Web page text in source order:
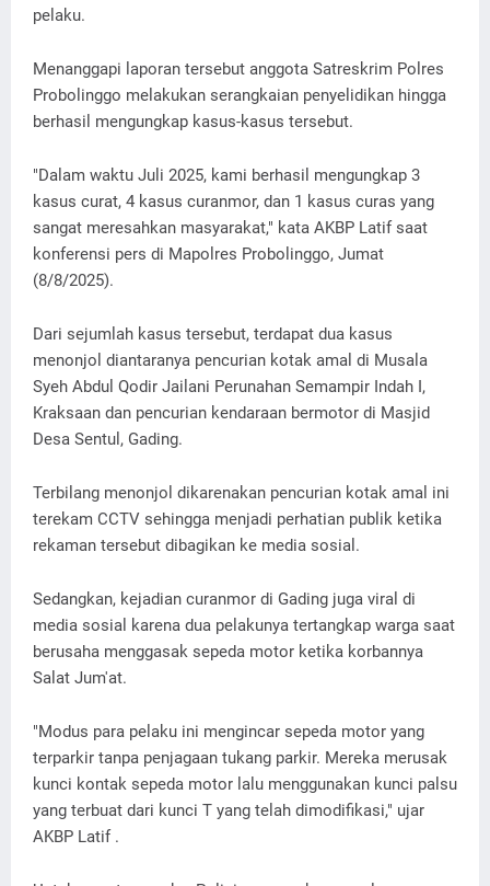
pelaku.
Menanggapi laporan tersebut anggota Satreskrim Polres
Probolinggo melakukan serangkaian penyelidikan hingga
berhasil mengungkap kasus-kasus tersebut.
"Dalam waktu Juli 2025, kami berhasil mengungkap 3
kasus curat, 4 kasus curanmor, dan 1 kasus curas yang
sangat meresahkan masyarakat," kata AKBP Latif saat
konferensi pers di Mapolres Probolinggo, Jumat
(8/8/2025).
Dari sejumlah kasus tersebut, terdapat dua kasus
menonjol diantaranya pencurian kotak amal di Musala
Syeh Abdul Qodir Jailani Perunahan Semampir Indah I,
Kraksaan dan pencurian kendaraan bermotor di Masjid
Desa Sentul, Gading.
Terbilang menonjol dikarenakan pencurian kotak amal ini
terekam CCTV sehingga menjadi perhatian publik ketika
rekaman tersebut dibagikan ke media sosial.
Sedangkan, kejadian curanmor di Gading juga viral di
media sosial karena dua pelakunya tertangkap warga saat
berusaha menggasak sepeda motor ketika korbannya
Salat Jum'at.
"Modus para pelaku ini mengincar sepeda motor yang
terparkir tanpa penjagaan tukang parkir. Mereka merusak
kunci kontak sepeda motor lalu menggunakan kunci palsu
yang terbuat dari kunci T yang telah dimodifikasi," ujar
AKBP Latif .